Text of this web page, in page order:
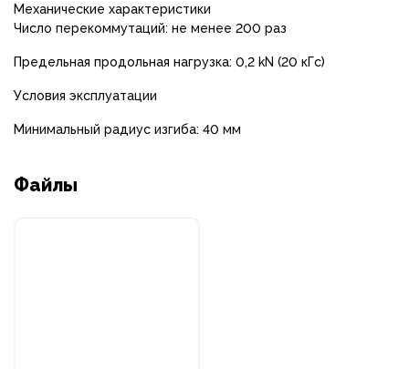
Механические характеристики
Число перекоммутаций: не менее 200 раз
Предельная продольная нагрузка: 0,2 kN (20 кГс)
Условия эксплуатации
Минимальный радиус изгиба: 40 мм
Файлы